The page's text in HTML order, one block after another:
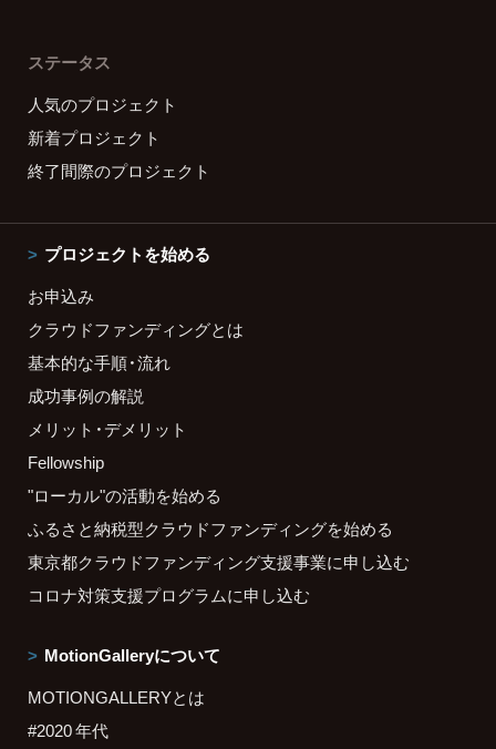
ステータス
人気のプロジェクト
新着プロジェクト
終了間際のプロジェクト
プロジェクトを始める
お申込み
クラウドファンディングとは
基本的な手順・流れ
成功事例の解説
メリット・デメリット
Fellowship
"ローカル"の活動を始める
ふるさと納税型クラウドファンディングを始める
東京都クラウドファンディング支援事業に申し込む
コロナ対策支援プログラムに申し込む
MotionGalleryについて
MOTIONGALLERYとは
#2020 年代